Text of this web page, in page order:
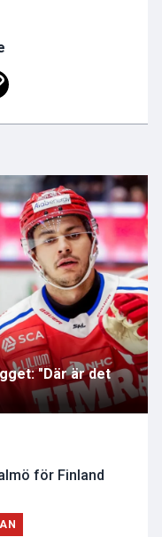
"Där är det
för Finland